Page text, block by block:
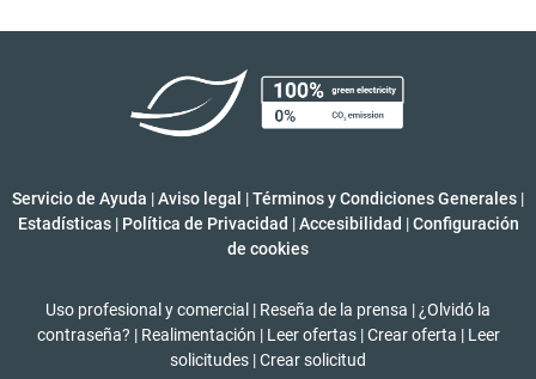
Servicio de Ayuda |Aviso legal |Términos y Condiciones Generales |
Estadísticas | Política de Privacidad | Accesibilidad | Configuración
de cookies
Uso profesional y comercial | Reseña de la prensa | ¿Olvidó la
contraseña? | Realimentación | Leer ofertas | Crear oferta | Leer
solicitudes |Crear solicitud